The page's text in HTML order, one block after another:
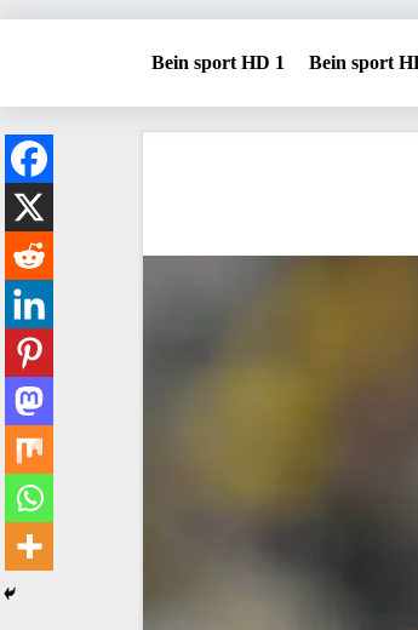
Bein sport
Bein sport HD 1